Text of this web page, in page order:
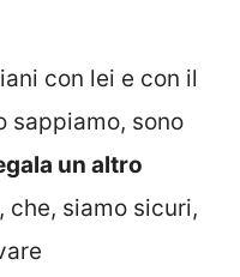
con lei e con il
sappiamo, sono
un altro
, che, siamo sicuri,